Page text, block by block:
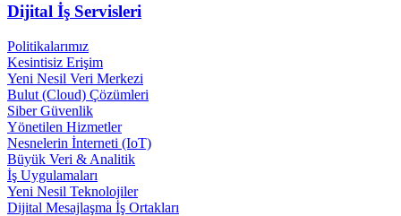
Dijital İş Servisleri
Politikalarımız
Kesintisiz Erişim
Yeni Nesil Veri Merkezi
Bulut (Cloud) Çözümleri
Siber Güvenlik
Yönetilen Hizmetler
Nesnelerin İnterneti (IoT)
Büyük Veri & Analitik
İş Uygulamaları
Yeni Nesil Teknolojiler
Dijital Mesajlaşma İş Ortakları